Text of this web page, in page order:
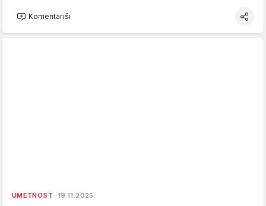
Komentariši
UMETNOST 19.11.2025.